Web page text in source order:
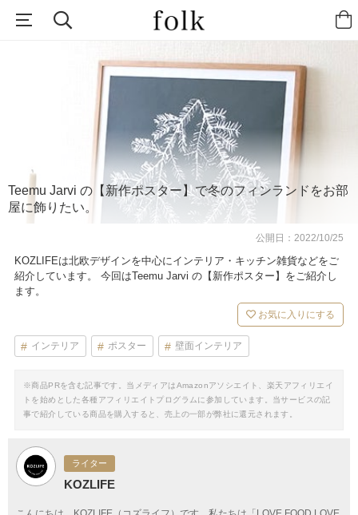
Teemu Jarvi の【新作ポスター】で冬のフィンランドをお部
屋に飾りたい。
公開日：2022/10/25
KOZLIFEは北欧デザインを中心にインテリア・キッチン雑貨などをご
紹介しています。 今回はTeemu Jarvi の【新作ポスター】をご紹介し
ます。
お気に入りにする
インテリア ポスター 壁面インテリア
※商品PRを含む記事です。当メディアはAmazonアソシエイト、楽天アフィリエイ
トを始めとした各種アフィリエイトプログラムに参加しています。当サービスの記
事で紹介している商品を購入すると、売上の一部が弊社に還元されます。
ライター
KOZLIFE